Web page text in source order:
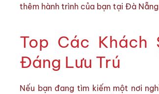
thêm hành trình của bạn tại Đà
Top Các Khách
Đáng Lưu Trú
Nếu bạn đang tìm kiếm một nơi